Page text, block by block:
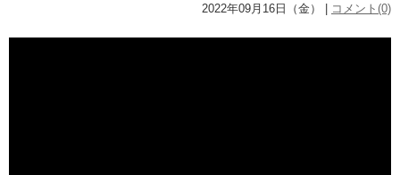
2022年09月16日（金） | コメント(0)